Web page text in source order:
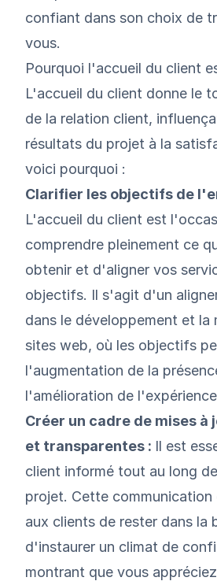
confiant dans son choix de
vous.
Pourquoi l'accueil du client
L'accueil du client donne le
de la relation client,
résultats du projet à la
voici pourquoi :
Clarifier les objectifs de
L'accueil du client est
comprendre pleinement ce
obtenir et d'aligner vos
objectifs. Il s'agit d'un
dans le développement et la
sites web, où les objectifs
l'augmentation de la
l'amélioration de
Créer un cadre de mises à
et transparentes : Il est
client informé tout au long
projet. Cette communication
aux clients de rester dans la
d'instaurer un climat de
montrant que vous